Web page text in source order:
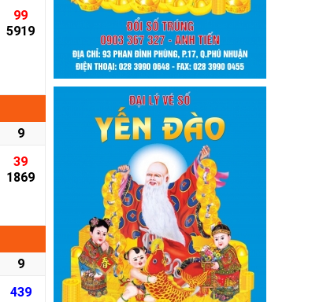
99
5919
9
39
1869
9
439